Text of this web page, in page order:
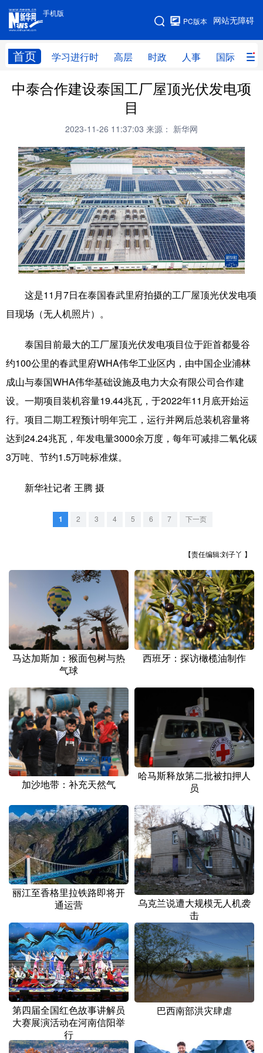
手机版
网站无障碍
PC版本
首页 学习进行时 高层 时政 人事 国际 财
手机版
网站地图
学习进行时 高层 时政 人事
科技 科创 量子 体育
文化 书画 健康 军事
访谈 视频 图片 政务
法律 中央文件 金融 汽车
食品 人居 信息化 数字经济
城市 旅游
公益 一带一路 亚太网 上市公司
文化产业
北京 天津
重庆
贵州 云南 西藏
青海 宁夏
新疆 内蒙古 黑龙江
多语种频道
English Español
Русский язык 日本語 한국어
Deutsch Português
中泰合作建设泰国工厂屋顶光伏发电项
目
2023-11-26 11:37:03 来源： 新华网
这是11月7日在泰国春武里府拍摄的工厂屋顶光伏发电项
目现场（无人机照片）。
泰国目前最大的工厂屋顶光伏发电项目位于距首都曼谷
约100公里的春武里府WHA伟华工业区内，由中国企业浦林
成山与泰国WHA伟华基础设施及电力大众有限公司合作建
设。一期项目装机容量19.44兆瓦，于2022年11月底开始运
行。项目二期工程预计明年完工，运行并网后总装机容量将
达到24.24兆瓦，年发电量3000余万度，每年可减排二氧化碳
3万吨、节约1.5万吨标准煤。
新华社记者 王腾 摄
1 2 3 4 5 6 7 下一页
【责任编辑:刘子丫 】
马达加斯加：猴面包树与热
气球
西班牙：探访橄榄油制作
加沙地带：补充天然气
哈马斯释放第二批被扣押人
员
丽江至香格里拉铁路即将开
通运营
乌克兰说遭大规模无人机袭
击
第四届全国红色故事讲解员
大赛展演活动在河南信阳举
行
巴西南部洪灾肆虐